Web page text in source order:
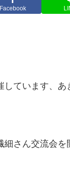
Facebook
ています、あ
さん交流会を